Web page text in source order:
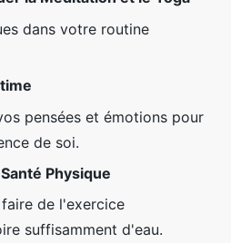
dans votre routine
pensées et émotions pour
de soi.
Physique
de l'exercice
suffisamment d'eau.